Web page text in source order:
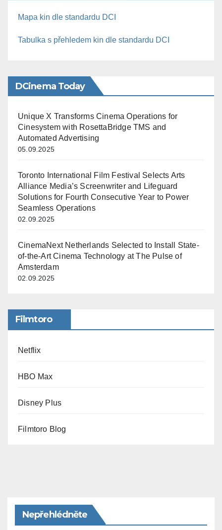
Mapa kin dle standardu DCI
Tabulka s přehledem kin dle standardu DCI
DCinema Today
Unique X Transforms Cinema Operations for
Cinesystem with RosettaBridge TMS and
Automated Advertising
05.09.2025
Toronto International Film Festival Selects Arts
Alliance Media’s Screenwriter and Lifeguard
Solutions for Fourth Consecutive Year to Power
Seamless Operations
02.09.2025
CinemaNext Netherlands Selected to Install State-
of-the-Art Cinema Technology at The Pulse of
Amsterdam
02.09.2025
Filmtoro
Netflix
HBO Max
Disney Plus
Filmtoro Blog
Nepřehlédněte